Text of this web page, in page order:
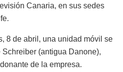
Canaria, en sus sedes
8 de abril, una unidad móvil se
(antigua Danone),
de la empresa.